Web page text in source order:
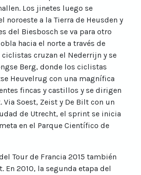
Los jinetes luego se
noroeste a la Tierra de Heusden y
del Biesbosch se va para otro
hacia el norte a través de
cruzan el Nederrijn y se
Berg, donde los ciclistas
Heuvelrug con una magnífica
fincas y castillos y se dirigen
Via Soest, Zeist y De Bilt con un
de Utrecht, el sprint se inicia
en el Parque Científico de
Tour de Francia 2015 también
En 2010, la segunda etapa del